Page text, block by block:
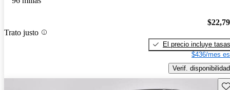
Trato justo
El precio incluye tasas
$436/mes
Verif. disponibilidad